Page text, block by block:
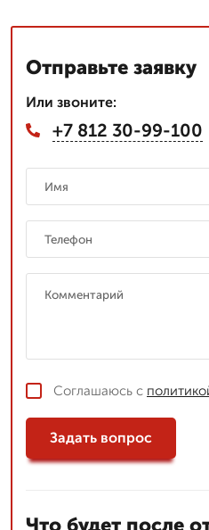
Отправьте заявку
Или звоните:
+7 812 30-99-100
Соглашаюсь с
Задать вопрос
Что будет после